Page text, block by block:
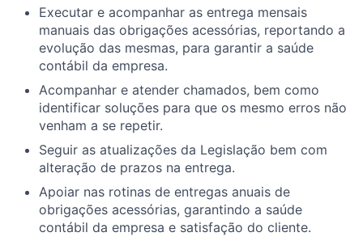
Executar e acompanhar as entrega mensais
manuais das obrigações acessórias, reportando a
evolução das mesmas, para garantir a saúde
contábil da empresa.
Acompanhar e atender chamados, bem como
identificar soluções para que os mesmo erros não
venham a se repetir.
Seguir as atualizações da Legislação bem com
alteração de prazos na entrega.
Apoiar nas rotinas de entregas anuais de
obrigações acessórias, garantindo a saúde
contábil da empresa e satisfação do cliente.